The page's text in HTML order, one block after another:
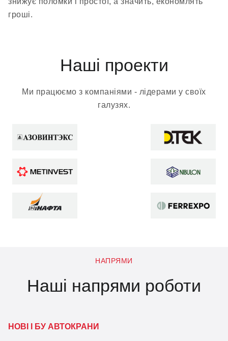
гроші.
Наші проекти
Ми працюємо з компаніями - лідерами у своїх
галузях.
НАПРЯМИ
Наші напрями роботи
НОВІ І БУ АВТОКРАНИ